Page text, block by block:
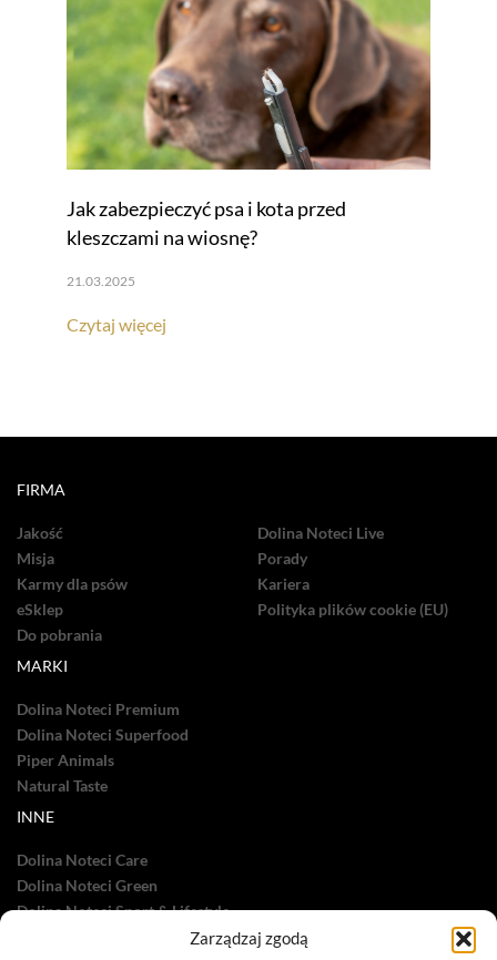
Zarządzaj zgodą
Jak zabezpieczyć psa i kota przed
kleszczami na wiosnę?
21.03.2025
Czytaj więcej
FIRMA
Jakość
Misja
Karmy dla psów
eSklep
Do pobrania
Dolina Noteci Live
Porady
Kariera
Polityka plików cookie (EU)
MARKI
Dolina Noteci Premium
Dolina Noteci Superfood
Piper Animals
Natural Taste
INNE
Dolina Noteci Care
Dolina Noteci Green
Dolina Noteci Sport & Lifestyle